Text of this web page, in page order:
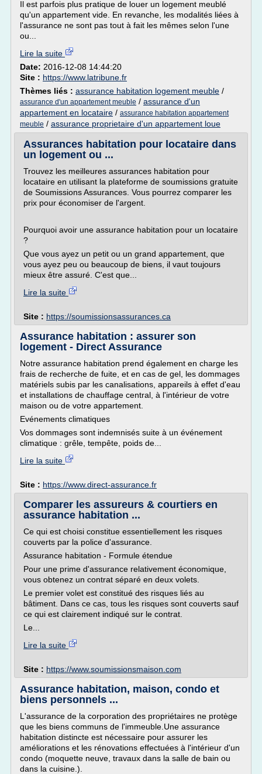
Il est parfois plus pratique de louer un logement meublé
qu'un appartement vide. En revanche, les modalités liées à
l'assurance ne sont pas tout à fait les mêmes selon l'une
ou...
Lire la suite
Date: 2016-12-08 14:44:20
Site : https://www.latribune.fr
Thèmes liés : assurance habitation logement meuble /
assurance d'un appartement meuble / assurance d'un
appartement en locataire / assurance habitation appartement
meuble / assurance proprietaire d'un appartement loue
Assurances habitation pour locataire dans
un logement ou ...
Trouvez les meilleures assurances habitation pour
locataire en utilisant la plateforme de soumissions gratuite
de Soumissions Assurances. Vous pourrez comparer les
prix pour économiser de l'argent.
Pourquoi avoir une assurance habitation pour un locataire
?
Que vous ayez un petit ou un grand appartement, que
vous ayez peu ou beaucoup de biens, il vaut toujours
mieux être assuré. C'est que...
Lire la suite
Site : https://soumissionsassurances.ca
Assurance habitation : assurer son
logement - Direct Assurance
Notre assurance habitation prend également en charge les
frais de recherche de fuite, et en cas de gel, les dommages
matériels subis par les canalisations, appareils à effet d'eau
et installations de chauffage central, à l'intérieur de votre
maison ou de votre appartement.
Evénements climatiques
Vos dommages sont indemnisés suite à un événement
climatique : grêle, tempête, poids de...
Lire la suite
Site : https://www.direct-assurance.fr
Comparer les assureurs & courtiers en
assurance habitation ...
Ce qui est choisi constitue essentiellement les risques
couverts par la police d'assurance.
Assurance habitation - Formule étendue
Pour une prime d'assurance relativement économique,
vous obtenez un contrat séparé en deux volets.
Le premier volet est constitué des risques liés au
bâtiment. Dans ce cas, tous les risques sont couverts sauf
ce qui est clairement indiqué sur le contrat.
Le...
Lire la suite
Site : https://www.soumissionsmaison.com
Assurance habitation, maison, condo et
biens personnels ...
L'assurance de la corporation des propriétaires ne protège
que les biens communs de l'immeuble.Une assurance
habitation distincte est nécessaire pour assurer les
améliorations et les rénovations effectuées à l'intérieur d'un
condo (moquette neuve, travaux dans la salle de bain ou
dans la cuisine.).